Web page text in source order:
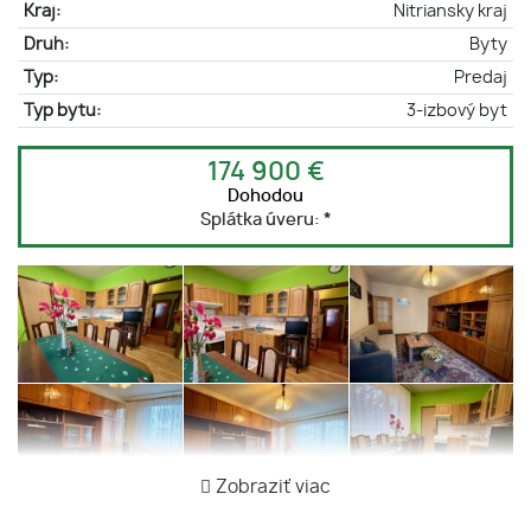
Kraj:
Nitriansky kraj
Druh:
Byty
Typ:
Predaj
Typ bytu:
3-izbový byt
174 900 €
Dohodou
Splátka úveru: *
Zobraziť viac